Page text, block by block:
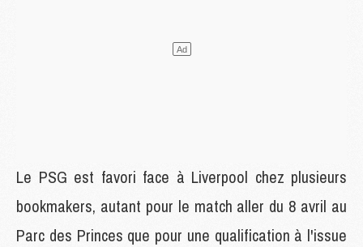
Le PSG est favori face à Liverpool chez plusieurs
bookmakers, autant pour le match aller du 8 avril au
Parc des Princes que pour une qualification à l'issue